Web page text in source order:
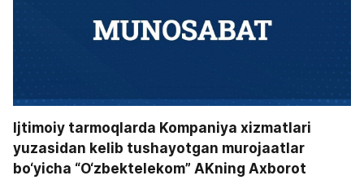
Ijtimoiy tarmoqlarda Kompaniya xizmatlari
yuzasidan kelib tushayotgan murojaatlar
bo‘yicha “O‘zbektelekom” AKning Axborot